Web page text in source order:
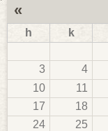
«
h k
3
4
10
11
17
18
24
25